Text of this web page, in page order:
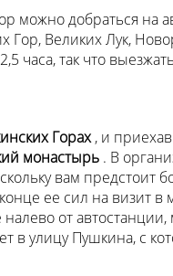
добраться на
Великих Лук,
часа, так что
Горах, и
монастырь . В
вам предстоит
ее сил на визит в
от
в улицу Пушкина, с